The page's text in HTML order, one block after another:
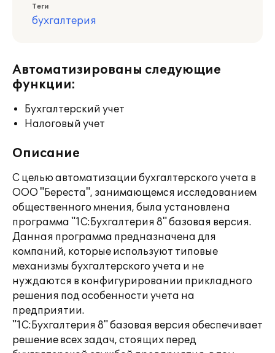
Теги
бухгалтерия
Автоматизированы следующие
функции:
Бухгалтерский учет
Налоговый учет
Описание
С целью автоматизации бухгалтерского учета в
ООО "Береста", занимающемся исследованием
общественного мнения, была установлена
программа "1C:Бухгалтерия 8" базовая версия.
Данная программа предназначена для
компаний, которые используют типовые
механизмы бухгалтерского учета и не
нуждаются в конфигурировании прикладного
решения под особенности учета на
предприятии.
"1С:Бухгалтерия 8" базовая версия обеспечивает
решение всех задач, стоящих перед